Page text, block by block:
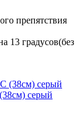
препятствия
13 градусов(без
серый